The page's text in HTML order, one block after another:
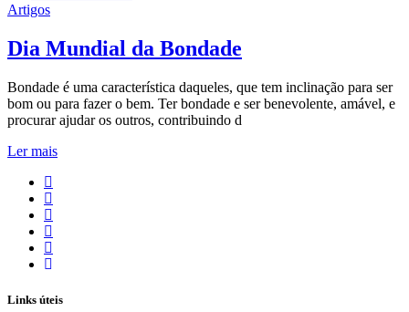
Artigos
Dia Mundial da Bondade
Bondade é uma característica daqueles, que tem inclinação para ser
bom ou para fazer o bem. Ter bondade e ser benevolente, amável, e
procurar ajudar os outros, contribuindo d
Ler mais
Links úteis